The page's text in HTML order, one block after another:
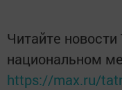
Читайте новости
национальном
https://max.ru/